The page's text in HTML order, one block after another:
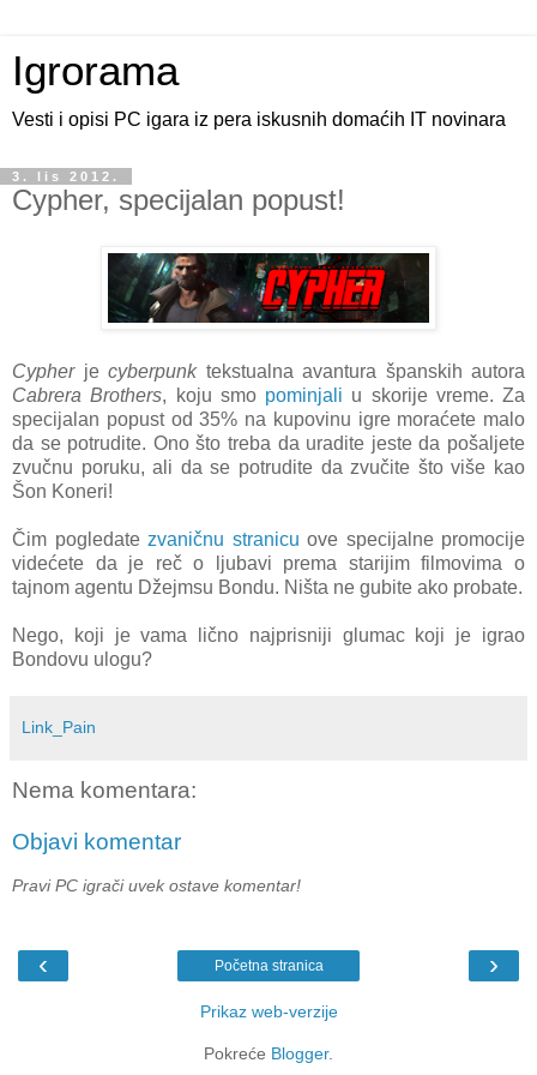
Igrorama
Vesti i opisi PC igara iz pera iskusnih domaćih IT novinara
3. lis 2012.
Cypher, specijalan popust!
Cypher je cyberpunktekstualna avantura španskih autora
Cabrera Brothers, koju smo pominjali u skorije vreme. Za
specijalan popust od 35% na kupovinu igre moraćete malo
da se potrudite. Ono što treba da uradite jeste da pošaljete
zvučnu poruku, ali da se potrudite da zvučite što više kao
Šon Koneri!
Čim pogledate zvaničnu stranicu ove specijalne promocije
videćete da je reč o ljubavi prema starijim filmovima o
tajnom agentu Džejmsu Bondu. Ništa ne gubite ako probate.
Nego, koji je vama lično najprisniji glumac koji je igrao
Bondovu ulogu?
Link_Pain
Nema komentara:
Objavi komentar
Pravi PC igrači uvek ostave komentar!
‹ ›
Početna stranica
Prikaz web-verzije
Pokreće Blogger.